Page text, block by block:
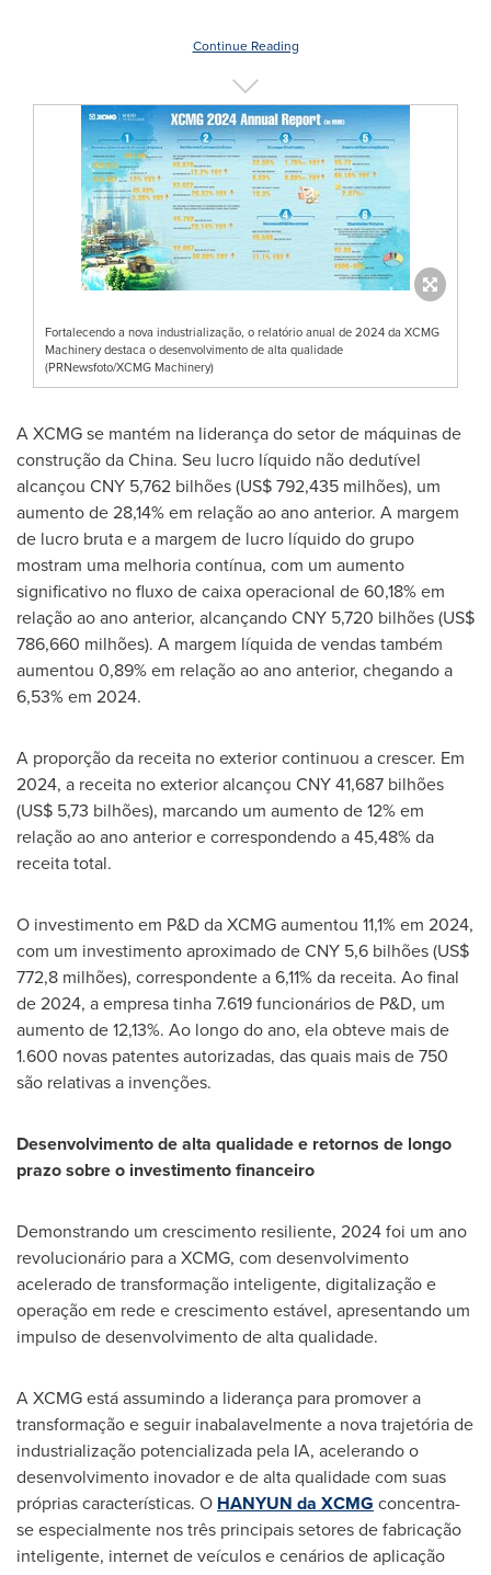
Continue Reading
Fortalecendo a nova industrialização, o relatório anual de 2024 da XCMG
Machinery destaca o desenvolvimento de alta qualidade
(PRNewsfoto/XCMG Machinery)
A XCMG se mantém na liderança do setor de máquinas de
construção daChina. Seu lucro líquido não dedutível
alcançou CNY 5,762 bilhões (US$ 792,435 milhões), um
aumento de 28,14% em relação ao ano anterior. A margem
de lucro bruta e a margem de lucro líquido do grupo
mostram uma melhoria contínua, com um aumento
significativo no fluxo de caixa operacional de 60,18% em
relação ao ano anterior, alcançandoCNY 5,720 bilhões (US$
786,660 milhões). A margem líquida de vendas também
aumentou 0,89% em relação ao ano anterior, chegando a
6,53% em 2024.
A proporção da receita no exterior continuou a crescer. Em
2024, a receita no exterior alcançou CNY 41,687 bilhões
(US$ 5,73 bilhões), marcando um aumento de 12% em
relação ao ano anterior e correspondendo a 45,48% da
receita total.
O investimento em P&D da XCMG aumentou 11,1% em 2024,
com um investimento aproximado deCNY 5,6 bilhões (US$
772,8 milhões), correspondente a 6,11% da receita. Ao final
de 2024, a empresa tinha 7.619 funcionários de P&D, um
aumento de 12,13%. Ao longo do ano, ela obteve mais de
1.600 novas patentes autorizadas, das quais mais de 750
são relativas a invenções.
Desenvolvimento de alta qualidade e retornos de longo
prazo sobre o investimento financeiro
Demonstrando um crescimento resiliente, 2024 foi um ano
revolucionário para a XCMG, com desenvolvimento
acelerado de transformação inteligente, digitalização e
operação em rede e crescimento estável, apresentando um
impulso de desenvolvimento de alta qualidade.
A XCMG está assumindo a liderança para promover a
transformação e seguir inabalavelmente a nova trajetória de
industrialização potencializada pela IA, acelerando o
desenvolvimento inovador e de alta qualidade com suas
próprias características. O HANYUN da XCMG concentra-
se especialmente nos três principais setores de fabricação
inteligente, internet de veículos e cenários de aplicação